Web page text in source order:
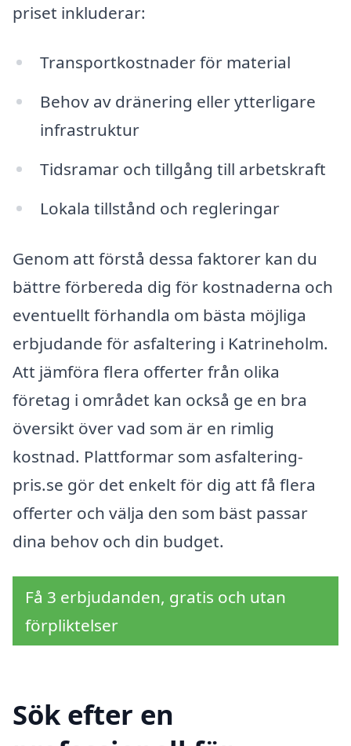
priset inkluderar:
Transportkostnader för material
Behov av dränering eller ytterligare
infrastruktur
Tidsramar och tillgång till arbetskraft
Lokala tillstånd och regleringar
Genom att förstå dessa faktorer kan du
bättre förbereda dig för kostnaderna och
eventuellt förhandla om bästa möjliga
erbjudande för asfaltering i Katrineholm.
Att jämföra flera offerter från olika
företag i området kan också ge en bra
översikt över vad som är en rimlig
kostnad. Plattformar som asfaltering-
pris.se gör det enkelt för dig att få flera
offerter och välja den som bäst passar
dina behov och din budget.
Få 3 erbjudanden, gratis och utan
förpliktelser
Sök efter en